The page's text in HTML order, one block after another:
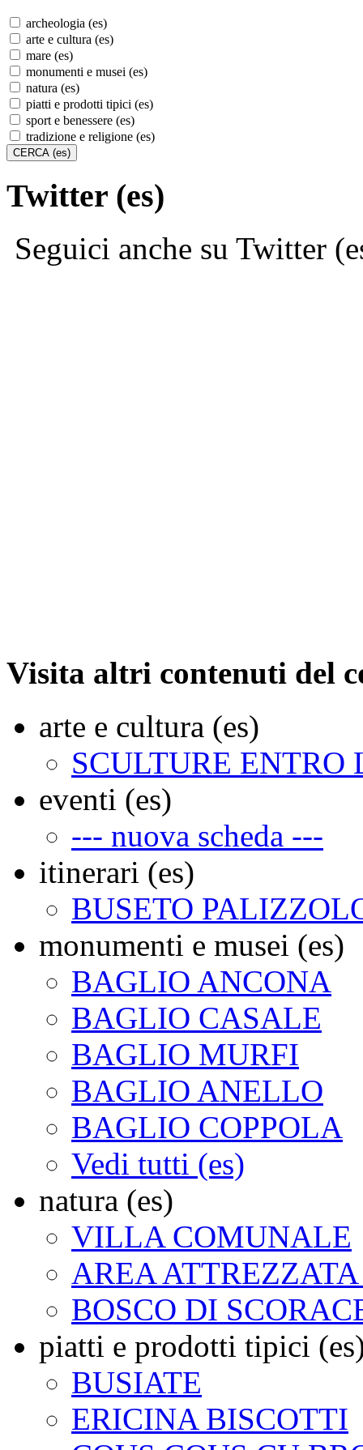
archeologia (es)
arte e cultura (es)
mare (es)
monumenti e musei (es)
natura (es)
piatti e prodotti tipici (es)
sport e benessere (es)
tradizione e religione (es)
Twitter (es)
Seguici anche su Twitter
Visita altri contenuti del
arte e cultura (es)
SCULTURE
eventi (es)
--- nuova scheda ---
itinerari (es)
BUSETO
monumenti e musei (es)
BAGLIO ANCONA
BAGLIO CASALE
BAGLIO MURFI
BAGLIO ANELLO
BAGLIO COPPOLA
Vedi tutti (es)
natura (es)
VILLA COMUNALE
AREA
BOSCO DI
piatti e prodotti tipici
BUSIATE
ERICINA BISCOTTI